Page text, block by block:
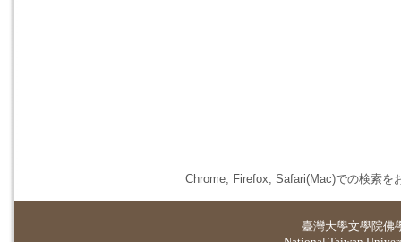
Chrome, Firefox, Safari(Mac)での検索を
臺灣大學文學院佛